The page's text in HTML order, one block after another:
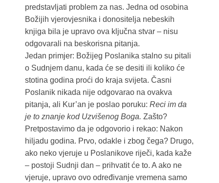
predstavljati problem za nas. Jedna od osobina
Božijih vjerovjesnika i donositelja nebeskih
knjiga bila je upravo ova ključna stvar – nisu
odgovarali na beskorisna pitanja.
Jedan primjer: Božijeg Poslanika stalno su pitali
o Sudnjem danu, kada će se desiti ili koliko će
stotina godina proći do kraja svijeta. Časni
Poslanik nikada nije odgovarao na ovakva
pitanja, ali Kur’an je poslao poruku: Reci im da
je to znanje kod Uzvišenog Boga. Zašto?
Pretpostavimo da je odgovorio i rekao: Nakon
hiljadu godina. Prvo, odakle i zbog čega? Drugo,
ako neko vjeruje u Poslanikove riječi, kada kaže
– postoji Sudnji dan – prihvatit će to. A ako ne
vjeruje, upravo ovo određivanje vremena samo